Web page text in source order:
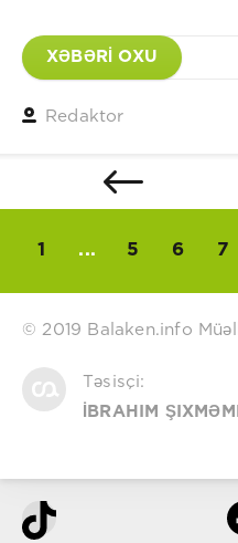
XƏBƏRİ OXU
Redaktor
1 ... 5 6 7
© 2019 Balaken.info
Təsisçi:
İBRAHIM